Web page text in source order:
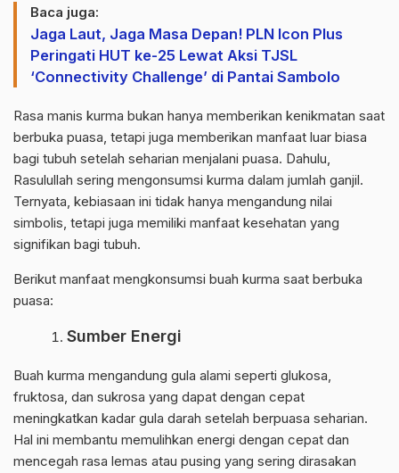
Baca juga:
Jaga Laut, Jaga Masa Depan! PLN Icon Plus
Peringati HUT ke-25 Lewat Aksi TJSL
‘Connectivity Challenge’ di Pantai Sambolo
Rasa manis kurma bukan hanya memberikan kenikmatan saat
berbuka puasa, tetapi juga memberikan manfaat luar biasa
bagi tubuh setelah seharian menjalani puasa. Dahulu,
Rasulullah sering mengonsumsi kurma dalam jumlah ganjil.
Ternyata, kebiasaan ini tidak hanya mengandung nilai
simbolis, tetapi juga memiliki manfaat kesehatan yang
signifikan bagi tubuh.
Berikut manfaat mengkonsumsi buah kurma saat berbuka
puasa:
Sumber Energi
Buah kurma mengandung gula alami seperti glukosa,
fruktosa, dan sukrosa yang dapat dengan cepat
meningkatkan kadar gula darah setelah berpuasa seharian.
Hal ini membantu memulihkan energi dengan cepat dan
mencegah rasa lemas atau pusing yang sering dirasakan